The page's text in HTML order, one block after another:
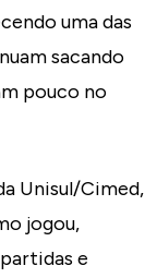
uma das
sacando
pouco no
Unisul/Cimed,
jogou,
e